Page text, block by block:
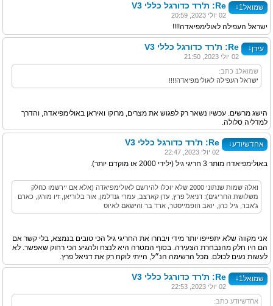
שמואל1 ↓ Re: ת'רד כדורגל כללי V3
02 יולי 2023, 20:59
ישראל העפילה לאולימפיאדה!!!!
עידן↓ Re: ת'רד כדורגל כללי V3
02 יולי 2023, 21:50
שמואל1 כתב:
ישראל העפילה לאולימפיאדה!!!!
הישג מרשים. עכשיו נשאר רק לפגוש את מצרים, מרוקו ואיראן באולימפיאדה, והדרך
למדליה סלולה.
אחדשיודע↓ Re: ת'רד כדורגל כללי V3
02 יולי 2023, 22:47
באולימפיאדה מותר 3 חריגי גיל (ילידי 2000 או מוקדם יותר).
ואלה שמות שנתוני 2000 שלא יוכלו להירשם לאולימפיאדה (אלא אם יירשמו כחלק
משלושת החריגים): דניאל פרץ, עדן קארצב, עמרי גנדלמן, אור בלוריאן, זיו מורגן, כארם
ג'אבר, גיל כהן, יואב הופמייסטר, ארד בר והישאם לאיוס
אני מקווה שלא יתפייפו יותר מידי ויבחרו את החריגי גיל הכי טובים בנמצא, בלי קשר אם
הם היו חלק מהנבחרת הצעירה. בסוף המטרה היא לנצח ולהגיע הכי רחוק שאפשר. לא
לעשות נעים לכולם. מכל הרשימה הנ״ל, הייתי לוקח רק את דניאל פרץ.
שמואל1 ↓ Re: ת'רד כדורגל כללי V3
02 יולי 2023, 22:53
אחדשיודע כתב: